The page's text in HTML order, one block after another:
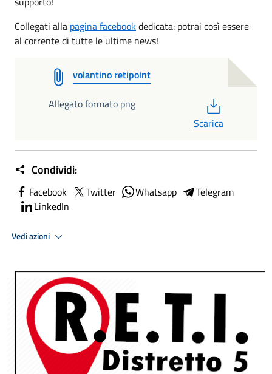
Collegati alla pagina facebookdedicata: potrai così essere
al corrente di tutte le ultime news!
volantino retipoint
Allegato formato png
Scarica
Condividi:
Facebook Twitter Whatsapp
Telegram
LinkedIn
Vedi azioni